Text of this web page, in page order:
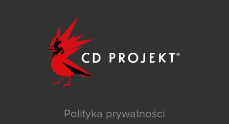
Polityka prywatności